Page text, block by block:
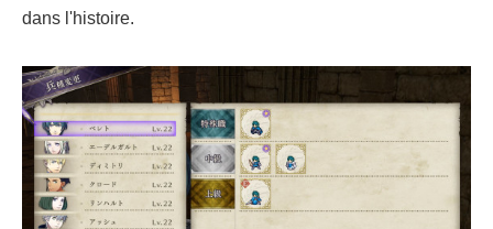
dans l'histoire.